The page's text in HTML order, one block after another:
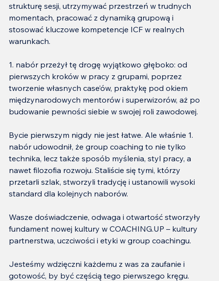
strukturę sesji, utrzymywać przestrzeń w trudnych
momentach, pracować z dynamiką grupową i
stosować kluczowe kompetencje ICF w realnych
warunkach.
1. nabór przeżył tę drogę wyjątkowo głęboko: od
pierwszych kroków w pracy z grupami, poprzez
tworzenie własnych case’ów, praktykę pod okiem
międzynarodowych mentorów i superwizorów, aż po
budowanie pewności siebie w swojej roli zawodowej.
Bycie pierwszym nigdy nie jest łatwe. Ale właśnie 1.
nabór udowodnił, że group coaching to nie tylko
technika, lecz także sposób myślenia, styl pracy, a
nawet filozofia rozwoju. Staliście się tymi, którzy
przetarli szlak, stworzyli tradycję i ustanowili wysoki
standard dla kolejnych naborów.
Wasze doświadczenie, odwaga i otwartość stworzyły
fundament nowej kultury w COACHING.UP – kultury
partnerstwa, uczciwości i etyki w group coachingu.
Jesteśmy wdzięczni każdemu z was za zaufanie i
gotowość, by być częścią tego pierwszego kręgu.